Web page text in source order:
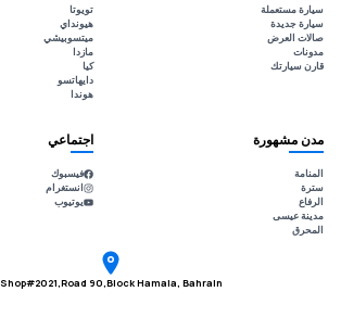
سيارة مستعملة
سيارة جديدة
صالات العرض
مدونات
قارن سيارتك
تويوتا
هيونداي
ميتسوبيشي
مازدا
كيا
دايهاتسو
هوندا
مدن مشهورة
المنامة
سترة
الرفاع
مدينة عيسى
المحرق
اجتماعي
فيسبوك
انستغرام
يوتيوب
Shop#2021,Road 90,Block Hamala, Bahrain